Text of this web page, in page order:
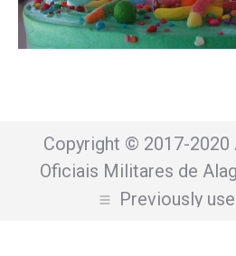
Copyright © 2017-
Oficiais Militares de
Previously